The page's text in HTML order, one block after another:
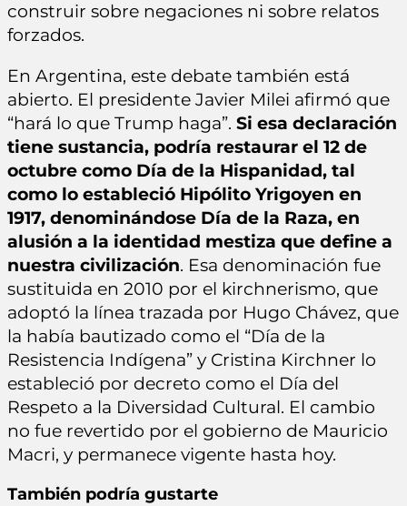
construir sobre negaciones ni sobre relatos
forzados.
En Argentina, este debate también está
abierto. El presidente Javier Milei afirmó que
“hará lo que Trump haga”. Si esa declaración
tiene sustancia, podría restaurar el 12 de
octubre como Día de la Hispanidad, tal
como lo estableció Hipólito Yrigoyen en
1917, denominándose Día de la Raza, en
alusión a la identidad mestiza que define a
nuestra civilización. Esa denominación fue
sustituida en 2010 por el kirchnerismo, que
adoptó la línea trazada por Hugo Chávez, que
la había bautizado como el “Día de la
Resistencia Indígena” y Cristina Kirchner lo
estableció por decreto como el Día del
Respeto a la Diversidad Cultural. El cambio
no fue revertido por el gobierno de Mauricio
Macri, y permanece vigente hasta hoy.
También podría gustarte